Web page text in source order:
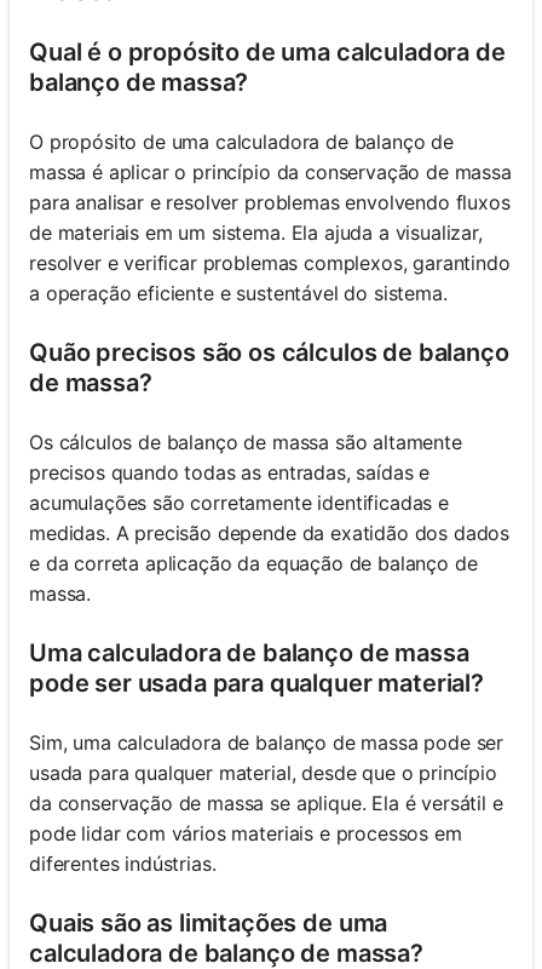
Qual é o propósito de uma calculadora de
balanço de massa?
O propósito de uma calculadora de balanço de
massa é aplicar o princípio da conservação de massa
para analisar e resolver problemas envolvendo fluxos
de materiais em um sistema. Ela ajuda a visualizar,
resolver e verificar problemas complexos, garantindo
a operação eficiente e sustentável do sistema.
Quão precisos são os cálculos de balanço
de massa?
Os cálculos de balanço de massa são altamente
precisos quando todas as entradas, saídas e
acumulações são corretamente identificadas e
medidas. A precisão depende da exatidão dos dados
e da correta aplicação da equação de balanço de
massa.
Uma calculadora de balanço de massa
pode ser usada para qualquer material?
Sim, uma calculadora de balanço de massa pode ser
usada para qualquer material, desde que o princípio
da conservação de massa se aplique. Ela é versátil e
pode lidar com vários materiais e processos em
diferentes indústrias.
Quais são as limitações de uma
calculadora de balanço de massa?